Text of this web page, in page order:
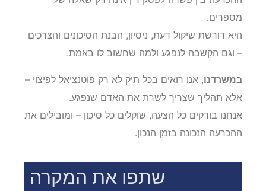
מספרים.
היא דורשת שיקול דעת, ניסיון, הבנת הסיכונים והצרכים
– וגם הקשבה לנפגע ולמה שחשוב לו באמת.
במשרדנו, אנו רואים בכל תיק לא רק פוטנציאל לפיצוי –
אלא תהליך שצריך לשרת את האדם שנפגע.
אנחנו בודקים כל הצעה, שוקלים כל סיכון – ומובילים את
ההכרעה הנכונה בזמן הנכון.
שתפו את המקרה